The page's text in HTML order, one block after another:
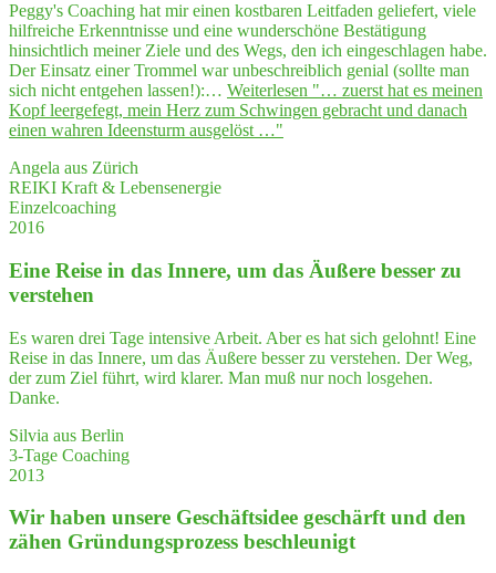
Peggy's Coaching hat mir einen kostbaren Leitfaden geliefert, viele
hilfreiche Erkenntnisse und eine wunderschöne Bestätigung
hinsichtlich meiner Ziele und des Wegs, den ich eingeschlagen habe.
Der Einsatz einer Trommel war unbeschreiblich genial (sollte man
sich nicht entgehen lassen!):… Weiterlesen "… zuerst hat es mei­nen
Kopf leer­ge­fegt, mein Herz zum Schwin­gen gebracht und danach
einen wah­ren Ideensturm ausgelöst …"
Angela aus Zürich
REIKI Kraft & Lebensenergie
Einzelcoaching
2016
Eine Rei­se in das Inne­re, um das Äuße­re bes­ser zu
verstehen
Es waren drei Tage intensive Arbeit. Aber es hat sich gelohnt! Eine
Reise in das Innere, um das Äußere besser zu verstehen. Der Weg,
der zum Ziel führt, wird klarer. Man muß nur noch losgehen.
Danke.
Silvia aus Berlin
3-Tage Coaching
2013
Wir haben unse­re Geschäfts­idee geschärft und den
zähen Grün­dungs­pro­zess beschleunigt